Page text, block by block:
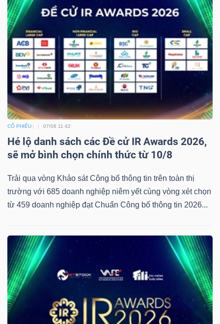
CỔ PHIẾU 07/08 11:42
Hé lộ danh sách các Đề cử IR Awards 2026,
sẽ mở bình chọn chính thức từ 10/8
Trải qua vòng Khảo sát Công bố thông tin trên toàn thị
trường với 685 doanh nghiệp niêm yết cùng vòng xét chọn
từ 459 doanh nghiệp đạt Chuẩn Công bố thông tin 2026...